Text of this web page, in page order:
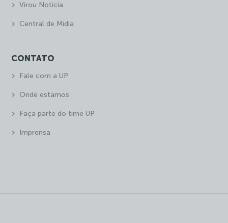
Virou Notícia
Central de Mídia
CONTATO
Fale com a UP
Onde estamos
Faça parte do time UP
Imprensa